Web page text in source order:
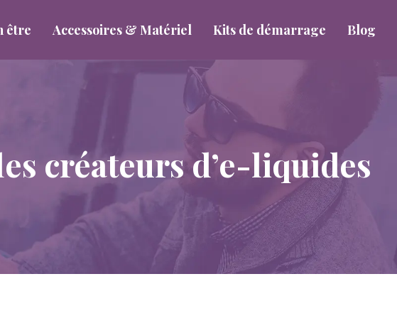
être Accessoires & Matériel Kits de démarrage Blog
créateurs d’e-liquides